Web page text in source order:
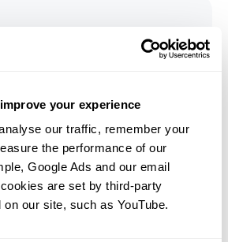
your experience
our traffic, remember your
the performance of our
Google Ads and our email
are set by third-party
our site, such as YouTube.
소통
팀과 직접 논의 할 수 있습니다.